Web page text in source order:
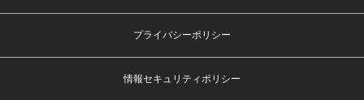
プライバシーポリシー
情報セキュリティポリシー